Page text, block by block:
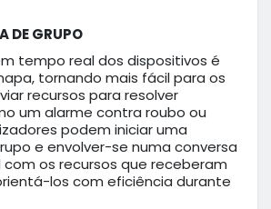
DE GRUPO
tempo real dos dispositivos é
tornando mais fácil para os
recursos para resolver
um alarme contra roubo ou
podem iniciar uma
e envolver-se numa conversa
os recursos que receberam
los com eficiência durante